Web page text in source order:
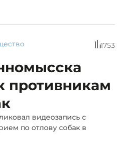
1753
противникам
видеозапись с
по отлову собак в